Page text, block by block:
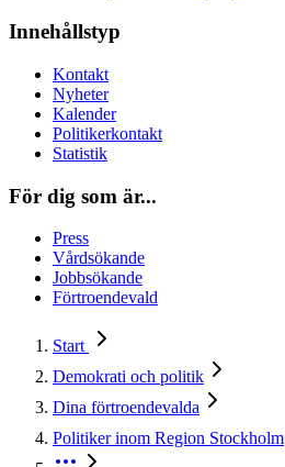
Innehållstyp
Kontakt
Nyheter
Kalender
Politikerkontakt
Statistik
För dig som är...
Press
Vårdsökande
Jobbsökande
Förtroendevald
Start
Demokrati och politik
Dina förtroendevalda
Politiker inom Region Stockholm